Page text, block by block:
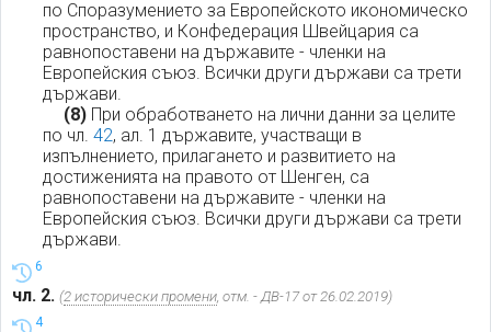
по Споразумението за Европейското икономическо
пространство, и Конфедерация Швейцария са
равнопоставени на държавите - членки на
Европейския съюз. Всички други държави са трети
държави.
(8) При обработването на лични данни за целите
по чл.42, ал. 1 държавите, участващи в
изпълнението, прилагането и развитието на
достиженията на правото от Шенген, са
равнопоставени на държавите - членки на
Европейския съюз. Всички други държави са трети
държави.
6
чл. 2. (2 исторически промени, отм. - ДВ-17 от 26.02.2019)
4